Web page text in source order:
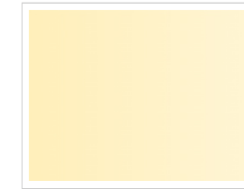
Содержимое